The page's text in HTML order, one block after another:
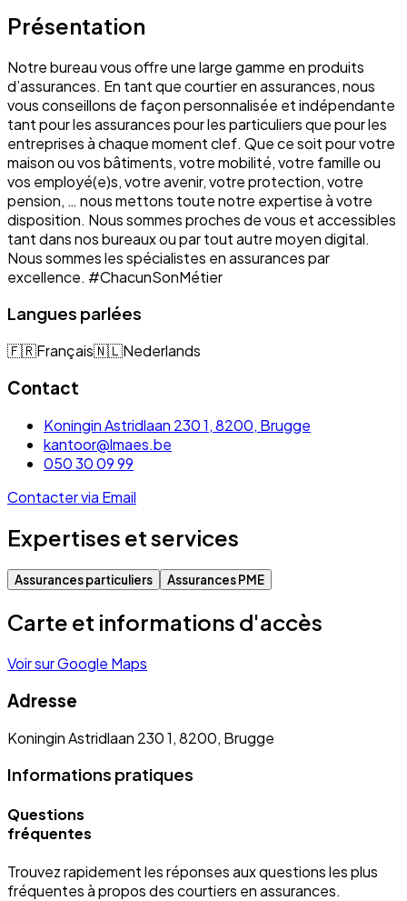
Présentation
Notre bureau vous offre une large gamme en produits
d’assurances. En tant que courtier en assurances, nous
vous conseillons de façon personnalisée et indépendante
tant pour les assurances pour les particuliers que pour les
entreprises à chaque moment clef. Que ce soit pour votre
maison ou vos bâtiments, votre mobilité, votre famille ou
vos employé(e)s, votre avenir, votre protection, votre
pension, … nous mettons toute notre expertise à votre
disposition. Nous sommes proches de vous et accessibles
tant dans nos bureaux ou par tout autre moyen digital.
Nous sommes les spécialistes en assurances par
excellence. #ChacunSonMétier
Langues parlées
🇫🇷Français🇳🇱Nederlands
Contact
Koningin Astridlaan 230 1, 8200, Brugge
kantoor@lmaes.be
050 30 09 99
Contacter via Email
Expertises et services
Assurances particuliers Assurances PME
Carte et informations d'accès
Voir sur Google Maps
Adresse
Koningin Astridlaan 230 1, 8200, Brugge
Informations pratiques
Questions
fréquentes
Trouvez rapidement les réponses aux questions les plus
fréquentes à propos des courtiers en assurances.